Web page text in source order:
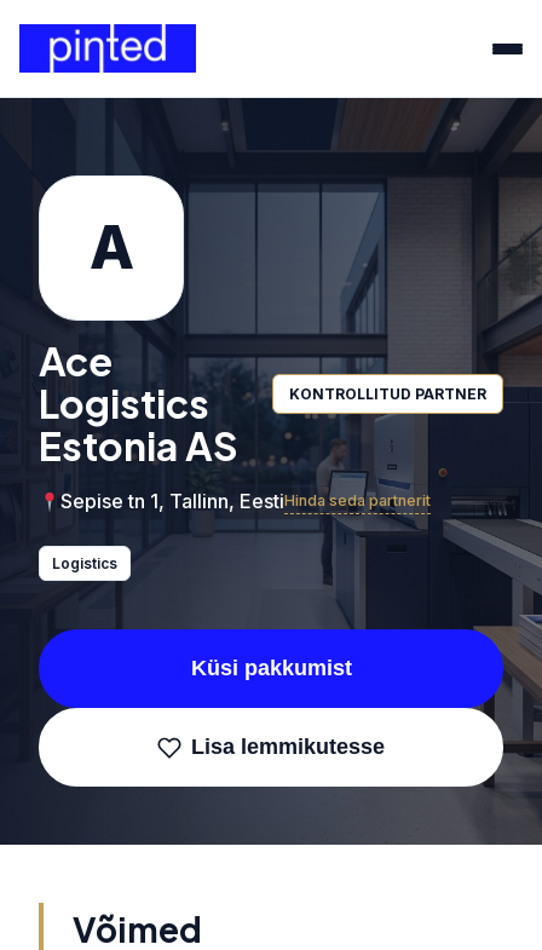
A
Ace
Logistics
Estonia AS
KONTROLLITUD PARTNER
Sepise tn 1, Tallinn, EestiHinda seda partnerit
Logistics
Küsi pakkumist
Lisa lemmikutesse
Võimed